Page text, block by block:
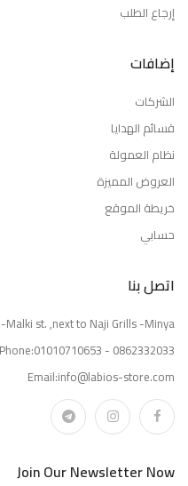
إرجاع الطلب
إضافات
الشركات
قسائم الهدايا
نظام العمولة
العروض المميزة
خريطة الموقع
حسابي
اتصل بنا
Malki st. ,next to Naji Grills -Minya
Phone:01010710653 - 0862332033
Email:info@labios-store.com
Join Our Newsletter Now